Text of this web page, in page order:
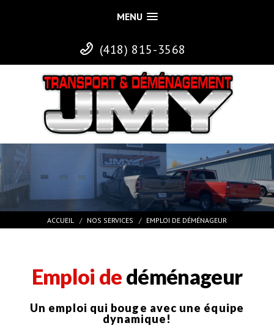
MENU
(418) 815-3568
ACCUEIL NOS SERVICES EMPLOI DE DÉMÉNAGEUR
Emploi dedéménageur
Un emploi qui bouge avec une équipe
dynamique!